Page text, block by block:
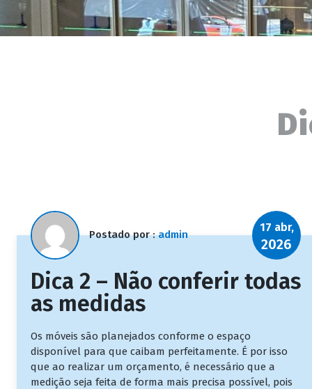
Postado por :admin
17 abr,
2026
Dica 2 – Não conferir todas
as medidas
Os móveis são planejados conforme o espaço
disponível para que caibam perfeitamente. É por isso
que ao realizar um orçamento, é necessário que a
medição seja feita de forma mais precisa possível, pois